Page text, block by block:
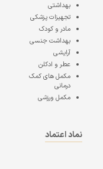
بهداشتی
تجهیزات پزشکی
مادر و کودک
بهداشت جنسی
آرایشی
عطر و ادکلن
مکمل های کمک
درمانی
مکمل ورزشی
نماد اعتماد